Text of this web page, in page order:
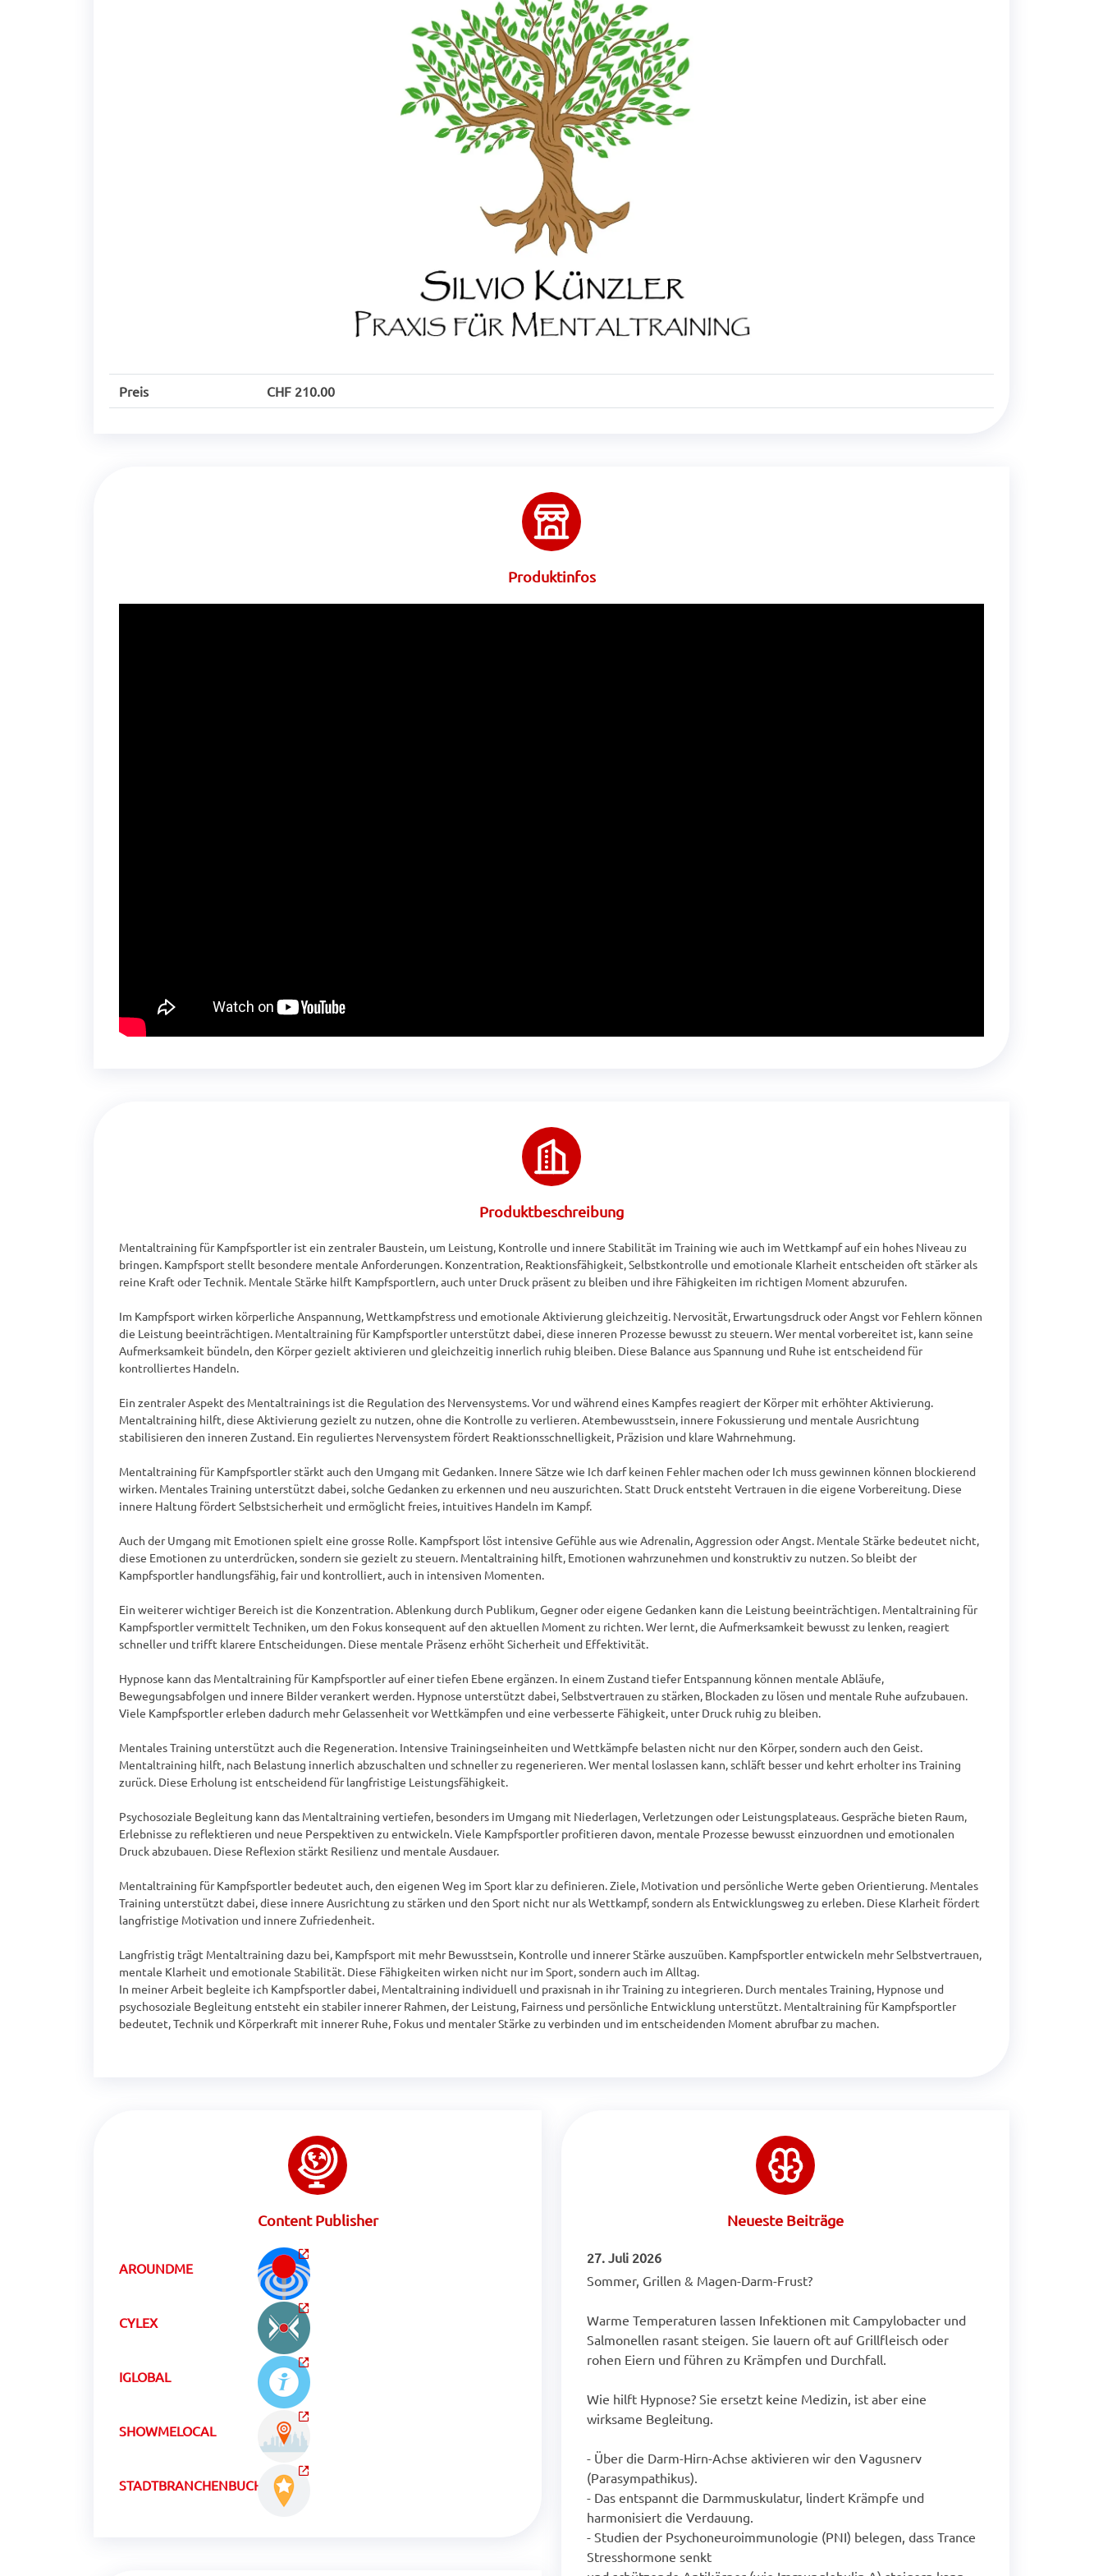
Preis CHF 210.00
Produktinfos
Produktbeschreibung
Mentaltraining für Kampfsportler ist ein zentraler Baustein, um Leistung, Kontrolle und innere Stabilität im Training wie auch im Wettkampf auf ein hohes Niveau zu
bringen. Kampfsport stellt besondere mentale Anforderungen. Konzentration, Reaktionsfähigkeit, Selbstkontrolle und emotionale Klarheit entscheiden oft stärker als
reine Kraft oder Technik. Mentale Stärke hilft Kampfsportlern, auch unter Druck präsent zu bleiben und ihre Fähigkeiten im richtigen Moment abzurufen.
Im Kampfsport wirken körperliche Anspannung, Wettkampfstress und emotionale Aktivierung gleichzeitig. Nervosität, Erwartungsdruck oder Angst vor Fehlern können
die Leistung beeinträchtigen. Mentaltraining für Kampfsportler unterstützt dabei, diese inneren Prozesse bewusst zu steuern. Wer mental vorbereitet ist, kann seine
Aufmerksamkeit bündeln, den Körper gezielt aktivieren und gleichzeitig innerlich ruhig bleiben. Diese Balance aus Spannung und Ruhe ist entscheidend für
kontrolliertes Handeln.
Ein zentraler Aspekt des Mentaltrainings ist die Regulation des Nervensystems. Vor und während eines Kampfes reagiert der Körper mit erhöhter Aktivierung.
Mentaltraining hilft, diese Aktivierung gezielt zu nutzen, ohne die Kontrolle zu verlieren. Atembewusstsein, innere Fokussierung und mentale Ausrichtung
stabilisieren den inneren Zustand. Ein reguliertes Nervensystem fördert Reaktionsschnelligkeit, Präzision und klare Wahrnehmung.
Mentaltraining für Kampfsportler stärkt auch den Umgang mit Gedanken. Innere Sätze wie Ich darf keinen Fehler machen oder Ich muss gewinnen können blockierend
wirken. Mentales Training unterstützt dabei, solche Gedanken zu erkennen und neu auszurichten. Statt Druck entsteht Vertrauen in die eigene Vorbereitung. Diese
innere Haltung fördert Selbstsicherheit und ermöglicht freies, intuitives Handeln im Kampf.
Auch der Umgang mit Emotionen spielt eine grosse Rolle. Kampfsport löst intensive Gefühle aus wie Adrenalin, Aggression oder Angst. Mentale Stärke bedeutet nicht,
diese Emotionen zu unterdrücken, sondern sie gezielt zu steuern. Mentaltraining hilft, Emotionen wahrzunehmen und konstruktiv zu nutzen. So bleibt der
Kampfsportler handlungsfähig, fair und kontrolliert, auch in intensiven Momenten.
Ein weiterer wichtiger Bereich ist die Konzentration. Ablenkung durch Publikum, Gegner oder eigene Gedanken kann die Leistung beeinträchtigen. Mentaltraining für
Kampfsportler vermittelt Techniken, um den Fokus konsequent auf den aktuellen Moment zu richten. Wer lernt, die Aufmerksamkeit bewusst zu lenken, reagiert
schneller und trifft klarere Entscheidungen. Diese mentale Präsenz erhöht Sicherheit und Effektivität.
Hypnose kann das Mentaltraining für Kampfsportler auf einer tiefen Ebene ergänzen. In einem Zustand tiefer Entspannung können mentale Abläufe,
Bewegungsabfolgen und innere Bilder verankert werden. Hypnose unterstützt dabei, Selbstvertrauen zu stärken, Blockaden zu lösen und mentale Ruhe aufzubauen.
Viele Kampfsportler erleben dadurch mehr Gelassenheit vor Wettkämpfen und eine verbesserte Fähigkeit, unter Druck ruhig zu bleiben.
Mentales Training unterstützt auch die Regeneration. Intensive Trainingseinheiten und Wettkämpfe belasten nicht nur den Körper, sondern auch den Geist.
Mentaltraining hilft, nach Belastung innerlich abzuschalten und schneller zu regenerieren. Wer mental loslassen kann, schläft besser und kehrt erholter ins Training
zurück. Diese Erholung ist entscheidend für langfristige Leistungsfähigkeit.
Psychosoziale Begleitung kann das Mentaltraining vertiefen, besonders im Umgang mit Niederlagen, Verletzungen oder Leistungsplateaus. Gespräche bieten Raum,
Erlebnisse zu reflektieren und neue Perspektiven zu entwickeln. Viele Kampfsportler profitieren davon, mentale Prozesse bewusst einzuordnen und emotionalen
Druck abzubauen. Diese Reflexion stärkt Resilienz und mentale Ausdauer.
Mentaltraining für Kampfsportler bedeutet auch, den eigenen Weg im Sport klar zu definieren. Ziele, Motivation und persönliche Werte geben Orientierung. Mentales
Training unterstützt dabei, diese innere Ausrichtung zu stärken und den Sport nicht nur als Wettkampf, sondern als Entwicklungsweg zu erleben. Diese Klarheit fördert
langfristige Motivation und innere Zufriedenheit.
Langfristig trägt Mentaltraining dazu bei, Kampfsport mit mehr Bewusstsein, Kontrolle und innerer Stärke auszuüben. Kampfsportler entwickeln mehr Selbstvertrauen,
mentale Klarheit und emotionale Stabilität. Diese Fähigkeiten wirken nicht nur im Sport, sondern auch im Alltag.
In meiner Arbeit begleite ich Kampfsportler dabei, Mentaltraining individuell und praxisnah in ihr Training zu integrieren. Durch mentales Training, Hypnose und
psychosoziale Begleitung entsteht ein stabiler innerer Rahmen, der Leistung, Fairness und persönliche Entwicklung unterstützt. Mentaltraining für Kampfsportler
bedeutet, Technik und Körperkraft mit innerer Ruhe, Fokus und mentaler Stärke zu verbinden und im entscheidenden Moment abrufbar zu machen.
Content Publisher
AROUNDME
CYLEX
IGLOBAL
SHOWMELOCAL
STADTBRANCHENBUCHCH
Neueste Beiträge
27. Juli 2026
Sommer, Grillen & Magen-Darm-Frust?
Warme Temperaturen lassen Infektionen mit Campylobacter und
Salmonellen rasant steigen. Sie lauern oft auf Grillfleisch oder
rohen Eiern und führen zu Krämpfen und Durchfall.
Wie hilft Hypnose? Sie ersetzt keine Medizin, ist aber eine
wirksame Begleitung.
- Über die Darm-Hirn-Achse aktivieren wir den Vagusnerv
(Parasympathikus).
- Das entspannt die Darmmuskulatur, lindert Krämpfe und
harmonisiert die Verdauung.
- Studien der Psychoneuroimmunologie (PNI) belegen, dass Trance
Stresshormone senkt